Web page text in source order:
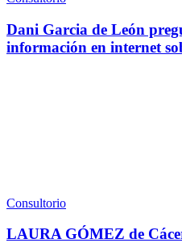
Dani Garcia de León
información en internet
Consultorio
LAURA GÓMEZ de